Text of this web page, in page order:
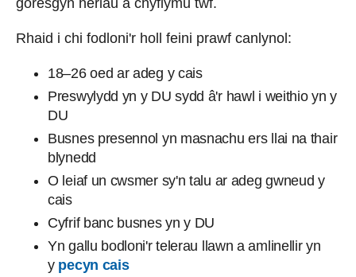
goresgyn heriau a chyflymu twf.
Rhaid i chi fodloni'r holl feini prawf canlynol:
18–26 oed ar adeg y cais
Preswylydd yn y DU sydd â'r hawl i weithio yn y
DU
Busnes presennol yn masnachu ers llai na thair
blynedd
O leiaf un cwsmer sy'n talu ar adeg gwneud y
cais
Cyfrif banc busnes yn y DU
Yn gallu bodloni'r telerau llawn a amlinellir yn
y pecyn cais